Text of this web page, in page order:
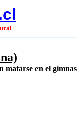
en el